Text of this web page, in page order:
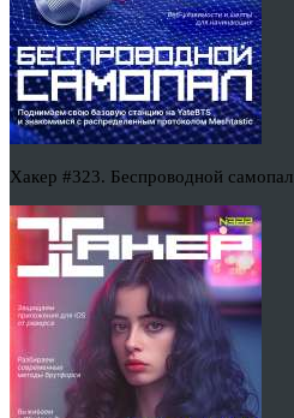
Хакер #323. Беспроводной самопал